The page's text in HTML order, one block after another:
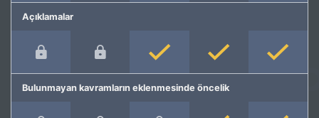
Açıklamalar
Bulunmayan kavramların eklenmesinde öncelik